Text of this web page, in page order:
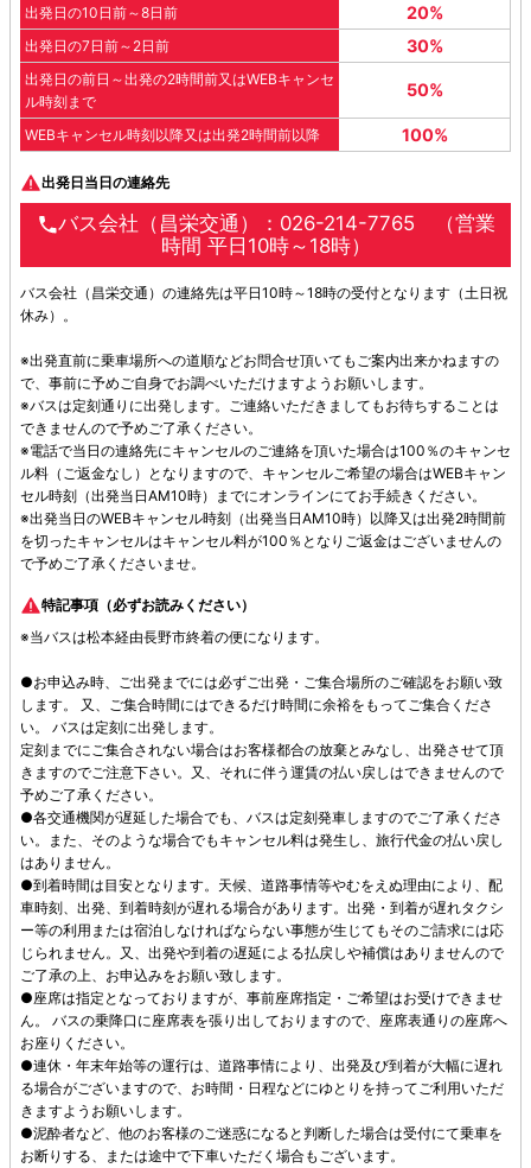
出発日の10日前～8日前 20%
出発日の7日前～2日前 30%
出発日の前日～出発の2時間前又はWEBキャンセ
ル時刻まで
50%
WEBキャンセル時刻以降又は出発2時間前以降 100%
出発日当日の連絡先
バス会社（昌栄交通）：026-214-7765 （営業
時間 平日10時～18時）
バス会社（昌栄交通）の連絡先は平日10時～18時の受付となります（土日祝
休み）。
※出発直前に乗車場所への道順などお問合せ頂いてもご案内出来かねますの
で、事前に予めご自身でお調べいただけますようお願いします。
※バスは定刻通りに出発します。ご連絡いただきましてもお待ちすることは
できませんので予めご了承ください。
※電話で当日の連絡先にキャンセルのご連絡を頂いた場合は100％のキャンセ
ル料（ご返金なし）となりますので、キャンセルご希望の場合はWEBキャン
セル時刻（出発当日AM10時）までにオンラインにてお手続きください。
※出発当日のWEBキャンセル時刻（出発当日AM10時）以降又は出発2時間前
を切ったキャンセルはキャンセル料が100％となりご返金はございませんの
で予めご了承くださいませ。
特記事項（必ずお読みください）
※当バスは松本経由長野市終着の便になります。
●お申込み時、ご出発までには必ずご出発・ご集合場所のご確認をお願い致
します。 又、ご集合時間にはできるだけ時間に余裕をもってご集合くださ
い。 バスは定刻に出発します。
定刻までにご集合されない場合はお客様都合の放棄とみなし、出発させて頂
きますのでご注意下さい。又、それに伴う運賃の払い戻しはできませんので
予めご了承ください。
●各交通機関が遅延した場合でも、バスは定刻発車しますのでご了承くださ
い。また、そのような場合でもキャンセル料は発生し、旅行代金の払い戻し
はありません。
●到着時間は目安となります。天候、道路事情等やむをえぬ理由により、配
車時刻、出発、到着時刻が遅れる場合があります。出発・到着が遅れタクシ
ー等の利用または宿泊しなければならない事態が生じてもそのご請求には応
じられません。又、出発や到着の遅延による払戻しや補償はありませんので
ご了承の上、お申込みをお願い致します。
●座席は指定となっておりますが、事前座席指定・ご希望はお受けできませ
ん。 バスの乗降口に座席表を張り出しておりますので、座席表通りの座席へ
お座りください。
●連休・年末年始等の運行は、道路事情により、出発及び到着が大幅に遅れ
る場合がございますので、お時間・日程などにゆとりを持ってご利用いただ
きますようお願いします。
●泥酔者など、他のお客様のご迷惑になると判断した場合は受付にて乗車を
お断りする、または途中で下車いただく場合もございます。